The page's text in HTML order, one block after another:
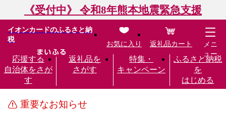
《受付中》 令和8年熊本地震緊急支援
イオンカードのふるさと納
税
応援する
自治体をさが
す
返礼品を
さがす
特集・
キャンペーン
ふるさと納税
を
はじめる
お気に入り 返礼品カート
メニ
ュー
重要なお知らせ